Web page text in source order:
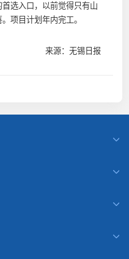
选入口，以前觉得只有山
项目计划年内完工。
来源：无锡日报